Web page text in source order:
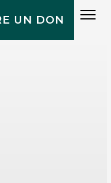
UN DON